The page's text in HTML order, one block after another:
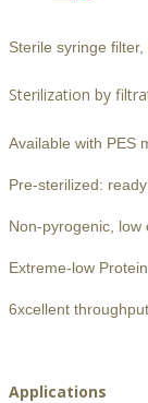
Sterile syringe filter,
Sterilization by
Available with PES
Pre-sterilized:
Non-pyrogenic, low
Extreme-low
6xcellent
Applications